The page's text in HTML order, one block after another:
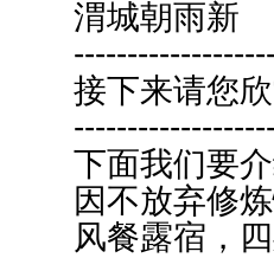
渭城朝雨新
接下来请您
下面我们要
因不放弃修
风餐露宿，